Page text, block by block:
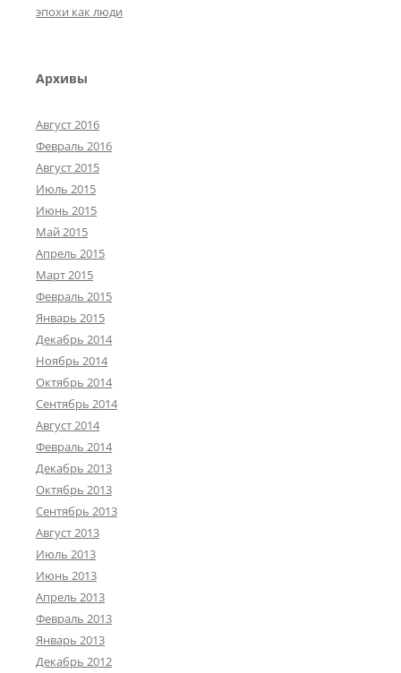
эпохи как люди
Архивы
Август 2016
Февраль 2016
Август 2015
Июль 2015
Июнь 2015
Май 2015
Апрель 2015
Март 2015
Февраль 2015
Январь 2015
Декабрь 2014
Ноябрь 2014
Октябрь 2014
Сентябрь 2014
Август 2014
Февраль 2014
Декабрь 2013
Октябрь 2013
Сентябрь 2013
Август 2013
Июль 2013
Июнь 2013
Апрель 2013
Февраль 2013
Январь 2013
Декабрь 2012